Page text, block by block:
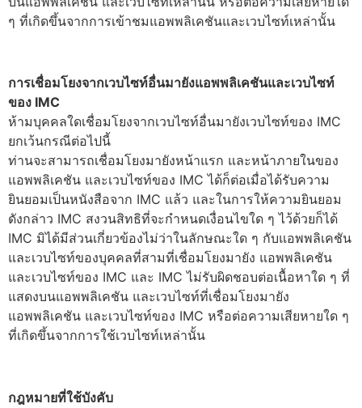
ๆ ที่เกิดขึ้นจากการเข้าชมแอพพลิเคชันและเวบไซท์เหล่านั้น
การเชื่อมโยงจากเวบไซท์อื่นมายังแอพพลิเคชันและเวบไซท์
ของ IMC
ห้ามบุคคลใดเชื่อมโยงจากเวบไซท์อื่นมายังเวบไซท์ของ IMC
ยกเว้นกรณีต่อไปนี้
ท่านจะสามารถเชื่อมโยงมายังหน้าแรก และหน้าภายในของ
แอพพลิเคชัน และเวบไซท์ของ IMC ได้ก็ต่อเมื่อได้รับความ
ยินยอมเป็นหนังสือจาก IMC แล้ว และในการให้ความยินยอม
ดังกล่าว IMC สงวนสิทธิที่จะกำหนดเงื่อนไขใด ๆ ไว้ด้วยก็ได้
IMC มิได้มีส่วนเกี่ยวข้องไม่ว่าในลักษณะใด ๆ กับแอพพลิเคชัน
และเวบไซท์ของบุคคลที่สามที่เชื่อมโยงมายัง แอพพลิเคชัน
และเวบไซท์ของ IMC และ IMC ไม่รับผิดชอบต่อเนื้อหาใด ๆ ที่
แสดงบนแอพพลิเคชัน และเวบไซท์ที่เชื่อมโยงมายัง
แอพพลิเคชัน และเวบไซท์ของ IMC หรือต่อความเสียหายใด ๆ
ที่เกิดขึ้นจากการใช้เวบไซท์เหล่านั้น
กฎหมายที่ใช้บังคับ